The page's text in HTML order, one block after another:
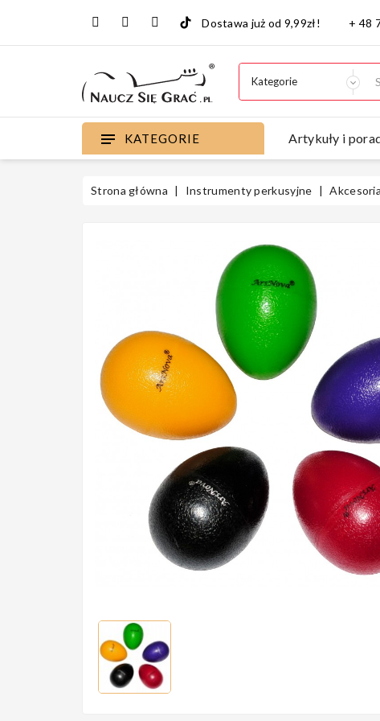
Dostawa już od 9,99zł! + 48
KATEGORIE Artykuły i
Strona główna Instrumenty perkusyjne